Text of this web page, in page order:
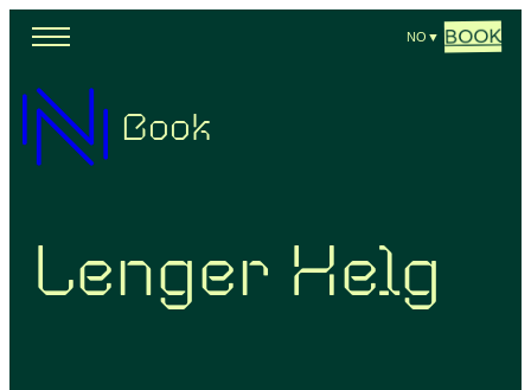
NO ▼ BOOK
Book
Lenger Helg